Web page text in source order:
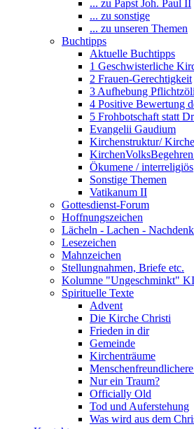
... zu Papst Joh. Paul II
... zu sonstige
... zu unseren Themen
Buchtipps
Aktuelle Buchtipps
1 Geschwisterliche
2 Frauen-Gerechtigkeit
3 Aufhebung
4 Positive Bewertung
5 Frohbotschaft statt
Evangelii Gaudium
Kirchenstruktur/
Ökumene / interreligiös
Sonstige Themen
Vatikanum II
Gottesdienst-Forum
Hoffnungszeichen
Lächeln - Lachen -
Lesezeichen
Mahnzeichen
Stellungnahmen, Briefe etc.
Kolumne "Ungeschminkt"
Spirituelle Texte
Advent
Die Kirche Christi
Frieden in dir
Gemeinde
Kirchenträume
Nur ein Traum?
Officially Old
Tod und Auferstehung
Was wird aus dem